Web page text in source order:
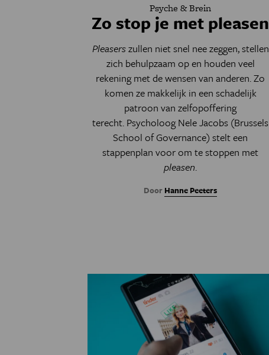
Psyche & Brein
Zo stop je met pleasen
Pleaserszullen niet snel nee zeggen, stellen
zich behulpzaam op en houden veel
rekening met de wensen van anderen. Zo
komen ze makkelijk in een schadelijk
patroon van zelfopoffering
terecht. Psycholoog Nele Jacobs (Brussels
School of Governance) stelt een
stappenplan voor om te stoppen met
pleasen.
Door Hanne Peeters